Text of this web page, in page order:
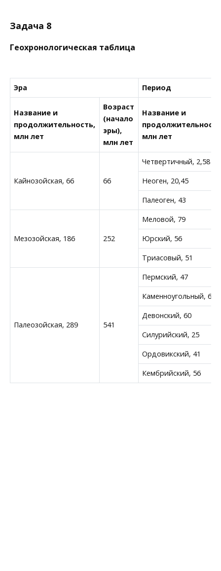
Задача 8
Геохронологическая таблица
Эра Период
Название и
продолжительность,
млн лет
Возраст
(начало
эры),
млн лет
Название и
млн лет
Кайнозойская, 66 66
Четвертичный, 2,58
Неоген, 20,45
Палеоген, 43
Мезозойская, 186 252
Меловой, 79
Юрский, 56
Триасовый, 51
Палеозойская, 289 541
Пермский, 47
Каменноугольный, 60
Девонский, 60
Силурийский, 25
Ордовикский, 41
Кембрийский, 56